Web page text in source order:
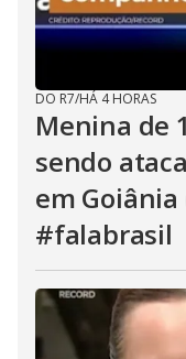
DO R7/HÁ 4 HORAS
Menina de
sendo
em
#falabrasil